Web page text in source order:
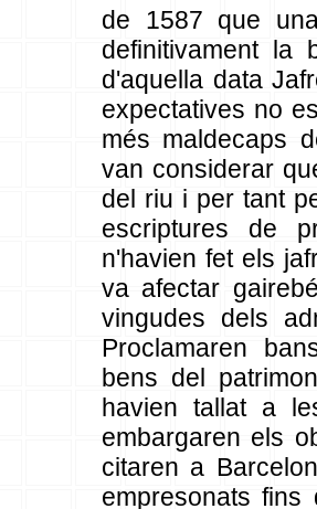
de 1587 que
definitivament la
d'aquella data
expectatives no
més maldecaps
van considerar
del riu i per tant
escriptures de
n'havien fet els
va afectar
vingudes dels
Proclamaren
bens del
havien tallat a
embargaren els
citaren a
empresonats